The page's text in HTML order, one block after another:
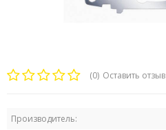
(0) Оставить отзыв
Производитель: